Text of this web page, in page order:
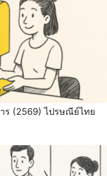
ร (2569) ไปรษณีย์ไทย